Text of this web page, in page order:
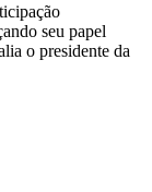
seu papel
o presidente da